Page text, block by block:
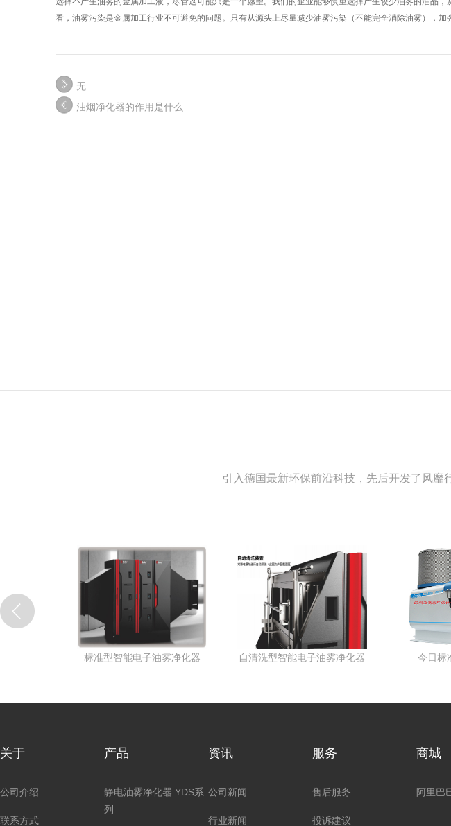
看，油雾污染是金属加工行业不可避免的问题。只有从源头上尽量减少油雾污染（不能完全消除油雾），
无
油烟净化器的作用是什么
引入德国最新环保前沿科技，先后开发了风靡
自清洗型智能电子油雾净化器 今日标准油雾回收机
关于
公司介绍
联系方式
产品
静电油雾净化器 YDS系
列
资讯
公司新闻
行业新闻
服务
售后服务
投诉建议
商城
阿里巴